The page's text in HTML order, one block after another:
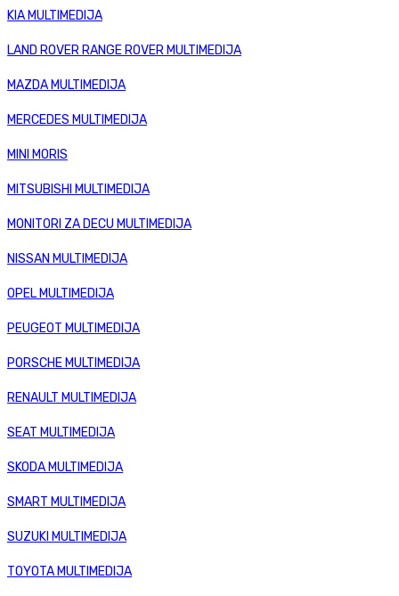
KIA MULTIMEDIJA
LAND ROVER RANGE ROVER MULTIMEDIJA
MAZDA MULTIMEDIJA
MERCEDES MULTIMEDIJA
MINI MORIS
MITSUBISHI MULTIMEDIJA
MONITORI ZA DECU MULTIMEDIJA
NISSAN MULTIMEDIJA
OPEL MULTIMEDIJA
PEUGEOT MULTIMEDIJA
PORSCHE MULTIMEDIJA
RENAULT MULTIMEDIJA
SEAT MULTIMEDIJA
SKODA MULTIMEDIJA
SMART MULTIMEDIJA
SUZUKI MULTIMEDIJA
TOYOTA MULTIMEDIJA